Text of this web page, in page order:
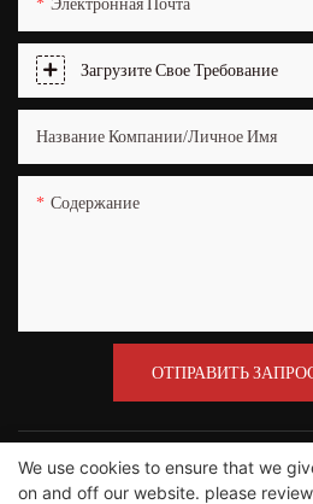
Электронная Почта
Загрузите Свое Требование
Название Компании/Личное Имя
Содержание
ОТПРАВИТЬ
We use cookies to ensure that we
on and off our website. please